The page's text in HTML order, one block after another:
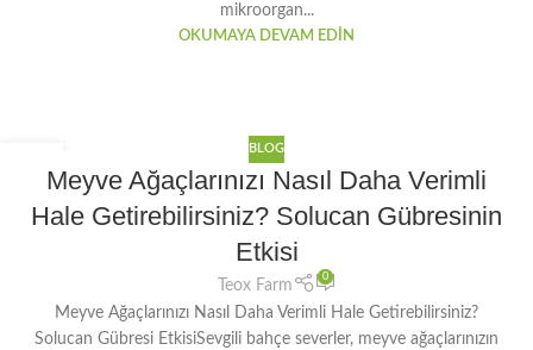
mikroorgan...
OKUMAYA DEVAM EDIN
BLOG
Meyve Ağaçlarınızı Nasıl Daha Verimli
Hale Getirebilirsiniz? Solucan Gübresinin
Etkisi
Teox Farm
0
Meyve Ağaçlarınızı Nasıl Daha Verimli Hale Getirebilirsiniz?
Solucan Gübresi EtkisiSevgili bahçe severler, meyve ağaçlarınızın